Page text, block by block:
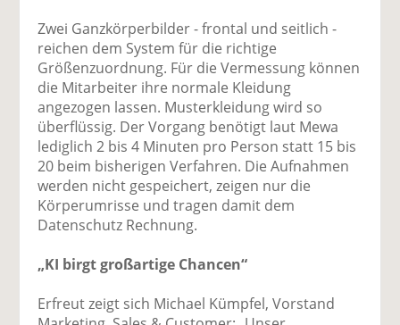
k
te
il
e
n
te
il
e
n
n
e
Zwei Ganzkörperbilder - frontal und seitlich -
reichen dem System für die richtige
Größenzuordnung. Für die Vermessung können
die Mitarbeiter ihre normale Kleidung
angezogen lassen. Musterkleidung wird so
überflüssig. Der Vorgang benötigt laut Mewa
lediglich 2 bis 4 Minuten pro Person statt 15 bis
20 beim bisherigen Verfahren. Die Aufnahmen
werden nicht gespeichert, zeigen nur die
Körperumrisse und tragen damit dem
Datenschutz Rechnung.
„KI birgt großartige Chancen“
Erfreut zeigt sich Michael Kümpfel, Vorstand